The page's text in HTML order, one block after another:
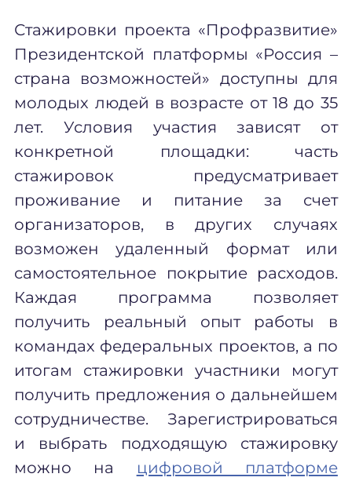
Стажировки проекта «Профразвитие»
Президентской платформы «Россия –
страна возможностей» доступны для
молодых людей в возрасте от 18 до 35
лет. Условия участия зависят от
конкретной площадки: часть
стажировок предусматривает
проживание и питание за счет
организаторов, в других случаях
возможен удаленный формат или
самостоятельное покрытие расходов.
Каждая программа позволяет
получить реальный опыт работы в
командах федеральных проектов, а по
итогам стажировки участники могут
получить предложения о дальнейшем
сотрудничестве. Зарегистрироваться
и выбрать подходящую стажировку
можно на цифровой платформе